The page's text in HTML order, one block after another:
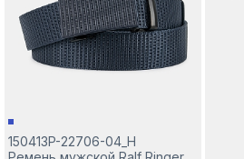
150413P-22706-04_Н